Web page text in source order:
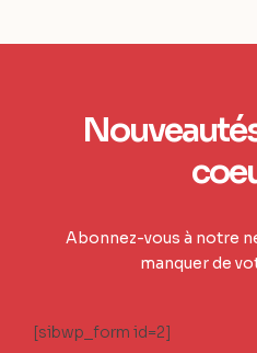
Abonnez-vous à notre
manquer de
[sibwp_form id=2]